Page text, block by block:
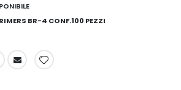
BR-4 CONF.100 PEZZI